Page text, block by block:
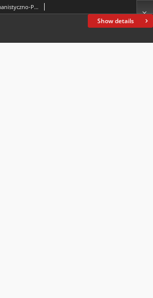
Show details
Senat Uniwersytetu Humanistyczno-Przyrodniczego Jana Kochanowskiego w Kielcach na wniosek Rady Wydziału Humanistycznego, uchwałą z dnia 26 lutego 2009 roku, nadał tytuł Doktora Honoris Causa prof. dr. hab. Stanisławowi Bylinie : jednemu z najwybitniejszych mediewistów polskich i człowiekowi szczególnie zasłużonemu dla polskiej nauki